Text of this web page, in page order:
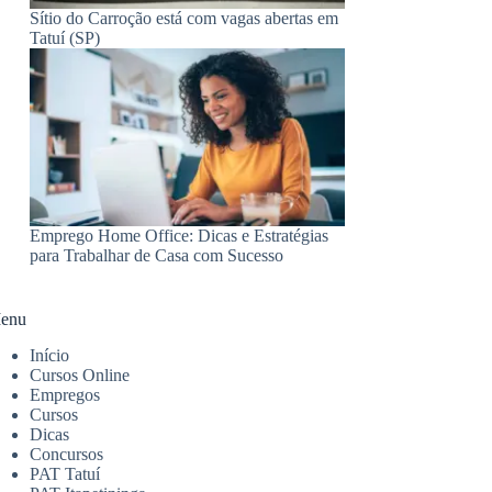
Sítio do Carroção está com vagas abertas em
Tatuí (SP)
Emprego Home Office: Dicas e Estratégias
para Trabalhar de Casa com Sucesso
Início
Cursos Online
Empregos
Cursos
Dicas
Concursos
PAT Tatuí